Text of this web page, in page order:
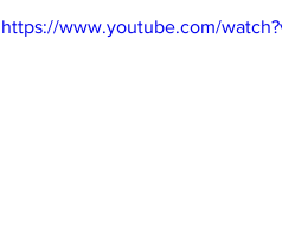
https://www.youtube.com/